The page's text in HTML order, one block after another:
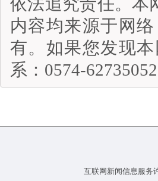
内容均来源于网
有。如果您发现
系：0574-
互联网新闻信息服务